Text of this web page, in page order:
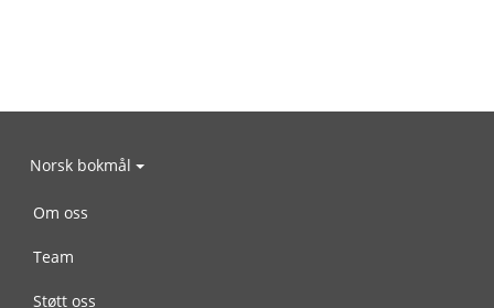
Norsk bokmål
Om oss
Team
Støtt oss